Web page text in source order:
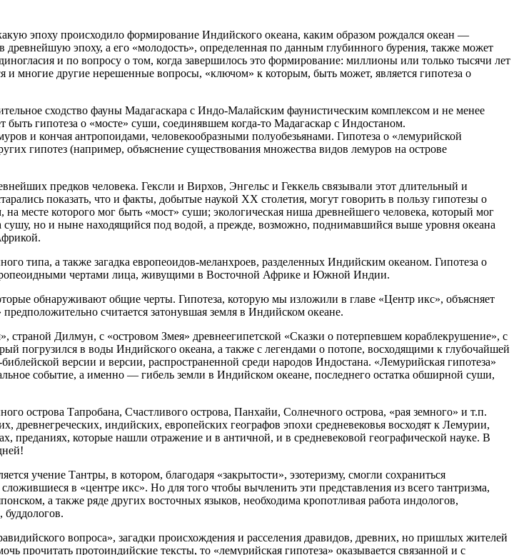
эпоху происходило формирование Индийского океана, каким образом рождался океан —
эпоху, а его «молодость», определенная по данным глубинного бурения, также может
и по вопросу о том, когда завершилось это формирование: миллионы или только тысячи лет
другие нерешенные вопросы, «ключом» к которым, быть может, является гипотеза о
сходство фауны Мадагаскара с Индо-Малайским фаунистическим комплексом и не менее
гипотеза о «мосте» суши, соединявшем когда-то Мадагаскар с Индостаном.
и кончая антропоидами, человекообразными полуобезьянами. Гипотеза о «лемурийской
гипотез (например, объяснение существования множества видов лемуров на острове
предков человека. Гексли и Вирхов, Энгельс и Геккель связывали этот длительный и
показать, что и факты, добытые наукой XX столетия, могут говорить в пользу гипотезы о
месте которого мог быть «мост» суши; экологическая ниша древнейшего человека, который мог
но и ныне находящийся под водой, а прежде, возможно, поднимавшийся выше уровня океана
типа, а также загадка европеоидов-меланхроев, разделенных Индийским океаном. Гипотеза о
чертами лица, живущими в Восточной Африке и Южной Индии.
обнаруживают общие черты. Гипотеза, которую мы изложили в главе «Центр икс», объясняет
считается затонувшая земля в Индийском океане.
Дилмун, с «островом Змея» древнеегипетской «Сказки о потерпевшем кораблекрушение», с
погрузился в воды Индийского океана, а также с легендами о потопе, восходящими к глубочайшей
версии и версии, распространенной среди народов Индостана. «Лемурийская гипотеза»
событие, а именно — гибель земли в Индийском океане, последнего остатка обширной суши,
острова Тапробана, Счастливого острова, Панхайи, Солнечного острова, «рая земного» и т.п.
древнегреческих, индийских, европейских географов эпохи средневековья восходят к Лемурии,
преданиях, которые нашли отражение и в античной, и в средневековой географической науке. В
учение Тантры, в котором, благодаря «закрытости», эзотеризму, смогли сохраниться
в «центре икс». Но для того чтобы вычленить эти представления из всего тантризма,
а также ряде других восточных языков, необходима кропотливая работа индологов,
буддологов.
вопроса», загадки происхождения и расселения дравидов, древних, но пришлых жителей
прочитать протоиндийские тексты, то «лемурийская гипотеза» оказывается связанной и с